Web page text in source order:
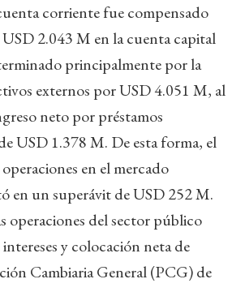
corriente fue compensado
2.043 M en la cuenta capital
principalmente por la
externos por USD 4.051 M, al
neto por préstamos
USD 1.378 M. De esta forma, el
en el mercado
en un superávit de USD 252 M.
operaciones del sector público
y colocación neta de
Cambiaria General (PCG) de